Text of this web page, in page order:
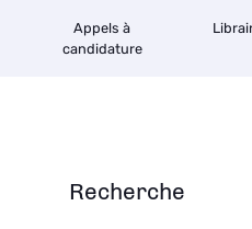
Recherche
Appels à
candidature